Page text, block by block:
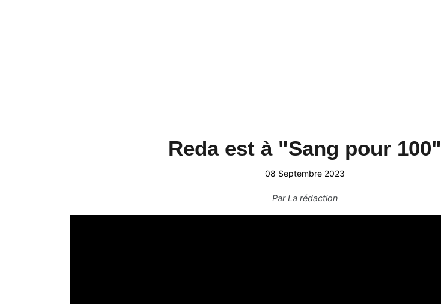
Reda est à "Sang pour 100"
08 Septembre 2023
ParLa rédaction